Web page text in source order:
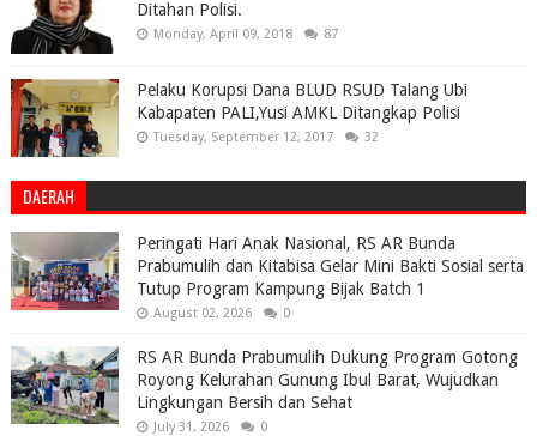
Ditahan Polisi.
Monday, April 09, 2018 87
Pelaku Korupsi Dana BLUD RSUD Talang Ubi
Kabapaten PALI,Yusi AMKL Ditangkap Polisi
Tuesday, September 12, 2017 32
DAERAH
Peringati Hari Anak Nasional, RS AR Bunda
Prabumulih dan Kitabisa Gelar Mini Bakti Sosial serta
Tutup Program Kampung Bijak Batch 1
August 02, 2026 0
RS AR Bunda Prabumulih Dukung Program Gotong
Royong Kelurahan Gunung Ibul Barat, Wujudkan
Lingkungan Bersih dan Sehat
July 31, 2026 0